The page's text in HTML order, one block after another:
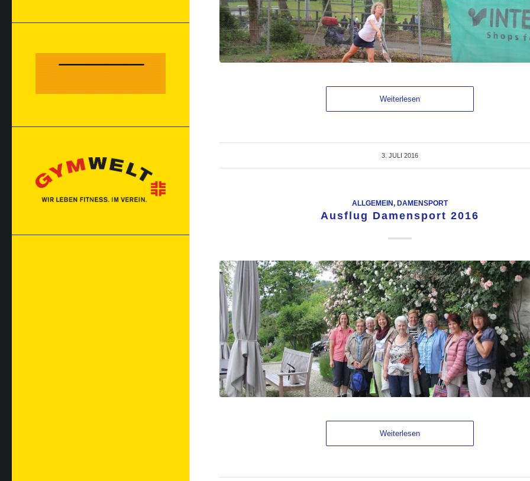
Weiterlesen
3. JULI 2016
ALLGEMEIN, DAMENSPORT
Ausflug Damensport 2016
Weiterlesen